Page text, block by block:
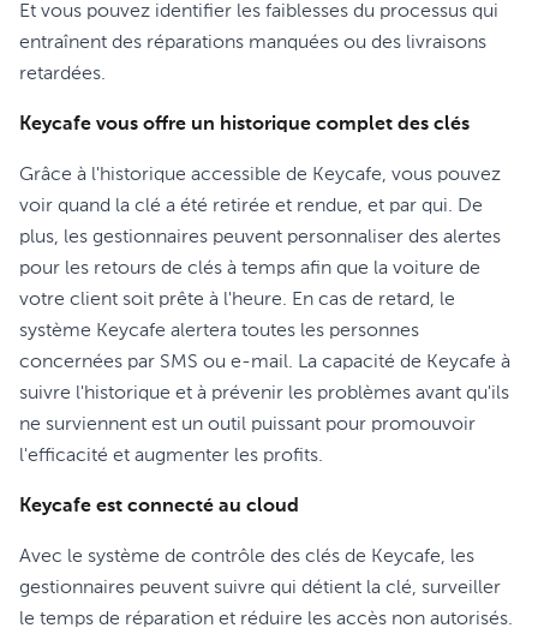
Et vous pouvez identifier les faiblesses du processus qui
entraînent des réparations manquées ou des livraisons
retardées.
Keycafe vous offre un historique complet des clés
Grâce à l'historique accessible de Keycafe, vous pouvez
voir quand la clé a été retirée et rendue, et par qui. De
plus, les gestionnaires peuvent personnaliser des alertes
pour les retours de clés à temps afin que la voiture de
votre client soit prête à l'heure. En cas de retard, le
système Keycafe alertera toutes les personnes
concernées par SMS ou e-mail. La capacité de Keycafe à
suivre l'historique et à prévenir les problèmes avant qu'ils
ne surviennent est un outil puissant pour promouvoir
l'efficacité et augmenter les profits.
Keycafe est connecté au cloud
Avec le système de contrôle des clés de Keycafe, les
gestionnaires peuvent suivre qui détient la clé, surveiller
le temps de réparation et réduire les accès non autorisés.